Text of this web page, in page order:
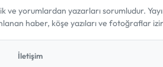
ve yorumlardan yazarları sorumludur.
haber, köşe yazıları ve fotoğraflar
İletişim